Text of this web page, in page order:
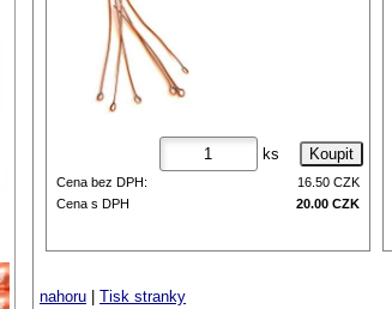
ks
Cena bez DPH: 16.50 CZK
Cena s DPH
20.00 CZK
nahoru Tisk stranky